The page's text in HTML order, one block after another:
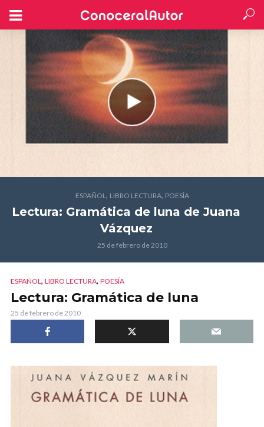
ESPAÑOL, LIBRO LECTURA, POESÍA
Lectura: Gramática de luna de Juana
Vázquez
25 de febrero de 2010
ESPAÑOL, LIBRO LECTURA, POESÍA
Lectura: Gramática de luna
25 de febrero de 2010